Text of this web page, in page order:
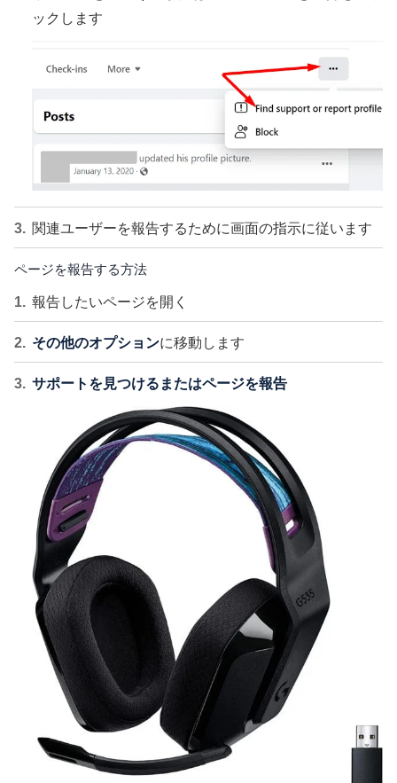
ックします
関連ユーザーを報告するために画面の指示に従います
ページを報告する方法
報告したいページを開く
その他のオプションに移動します
サポートを見つけるまたはページを報告